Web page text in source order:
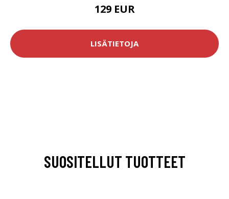
129 EUR
LISÄTIETOJA
SUOSITELLUT TUOTTEET